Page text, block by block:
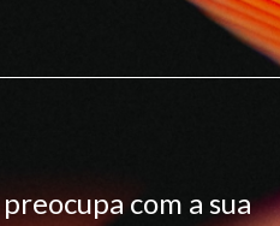
com a sua